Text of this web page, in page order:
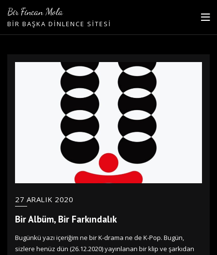
Skip
content
Bir Fincan Mola
BIR BAŞKA DINLENCE SITESI
27 ARALIK 2020
Bir Albüm, Bir Farkındalık
Bugünkü yazı içeriğim ne bir K-drama ne de K-Pop. Bugün,
sizlere henüz dün (26.12.2020) yayınlanan bir klip ve şarkıdan